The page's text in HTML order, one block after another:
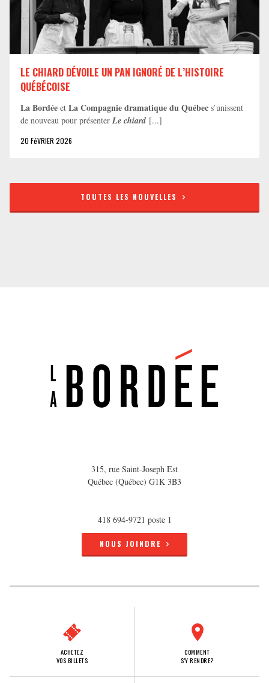
LE CHIARD DÉVOILE UN PAN IGNORÉ DE L’HISTOIRE
QUÉBÉCOISE
La Bordée et La Compagnie dramatique du Québec s’unissent
de nouveau pour présenter Le chiard [...]
20 FéVRIER 2026
TOUTES LES NOUVELLES
315, rue Saint-Joseph Est
Québec (Québec) G1K 3B3
418 694-9721 poste 1
NOUS JOINDRE
ACHETEZ
VOS BILLETS
COMMENT
S'Y RENDRE?